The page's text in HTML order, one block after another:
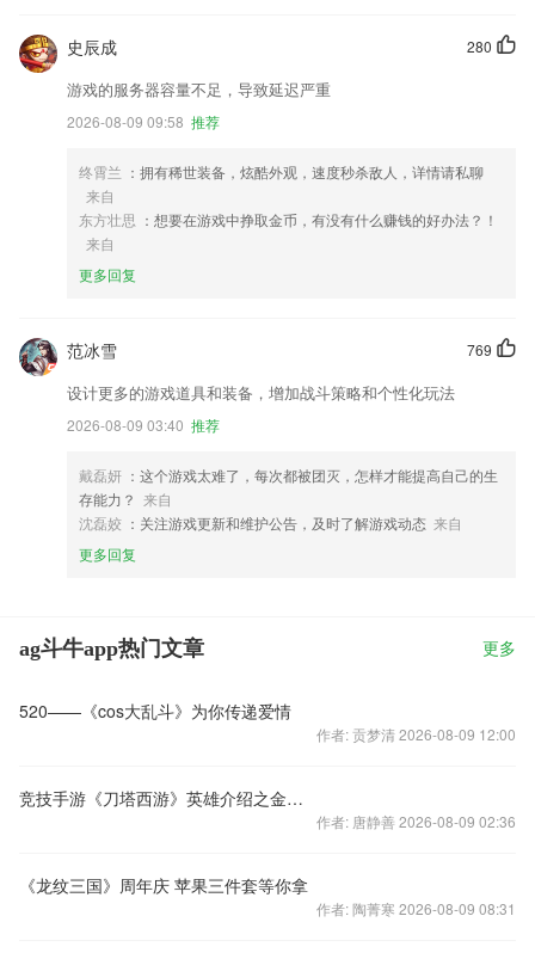
280
史辰成
游戏的服务器容量不足，导致延迟严重
2026-08-09 09:58 推荐
终霄兰 ：拥有稀世装备，炫酷外观，速度秒杀敌人，详情请私聊
来自
东方壮思 ：想要在游戏中挣取金币，有没有什么赚钱的好办法？！
来自
更多回复
769
范冰雪
设计更多的游戏道具和装备，增加战斗策略和个性化玩法
2026-08-09 03:40 推荐
戴磊妍 ：这个游戏太难了，每次都被团灭，怎样才能提高自己的生
存能力？ 来自
沈磊姣 ：关注游戏更新和维护公告，及时了解游戏动态 来自
更多回复
ag斗牛app热门文章 更多
520——《cos大乱斗》为你传递爱情
作者: 贡梦清 2026-08-09 12:00
竞技手游《刀塔西游》英雄介绍之金鼻白毛鼠
作者: 唐静善 2026-08-09 02:36
《龙纹三国》周年庆 苹果三件套等你拿
作者: 陶菁寒 2026-08-09 08:31